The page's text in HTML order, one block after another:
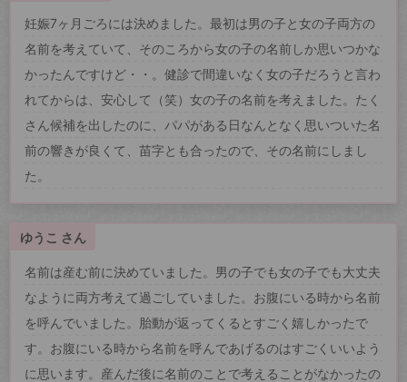
妊娠7ヶ月ごろには決めました。最初は男の子と女の子両方の
名前を考えていて、そのころから女の子の名前しか思いつかな
かったんですけど・・。健診で間違いなく女の子だろうと言わ
れてからは、安心して（笑）女の子の名前を考えました。たく
さん候補を出したのに、パパがある日なんとなく思いついた名
前の響きが良くて、苗字とも合ったので、その名前にしまし
た。
ゆうこ さん
名前は産む前に決めていました。男の子でも女の子でも大丈夫
なように両方考えて過ごしていました。お腹にいる時から名前
を呼んでいました。胎動が返ってくるとすごく嬉しかったで
す。お腹にいる時から名前を呼んであげるのはすごくいいよう
に思います。産んだ後に名前のことで考えることがなかったの